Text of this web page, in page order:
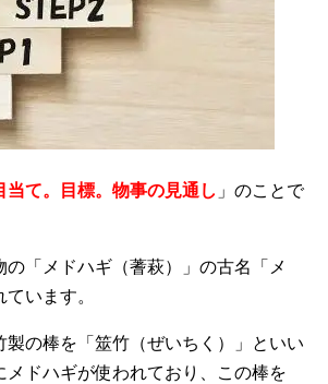
当て。目標。物事の見通し 」のことで
「メドハギ（蓍萩）」の古名「メ
います。
製の棒を「筮竹（ぜいちく）」といい
メドハギが使われており、この棒を